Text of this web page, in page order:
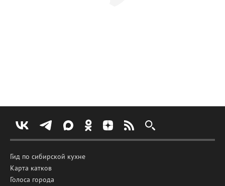
Гид по сибирской кухне
Карта катков
Голоса города